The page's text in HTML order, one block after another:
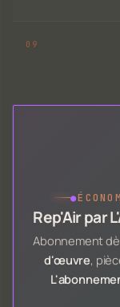
●
Rep'Air par
Abonnement
d'œuvre,